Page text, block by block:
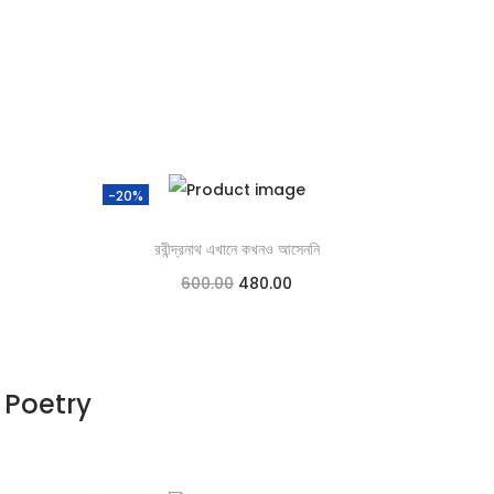
-20%
রবীন্দ্রনাথ এখানে কখনও আসেননি
600.00 480.00
Poetry